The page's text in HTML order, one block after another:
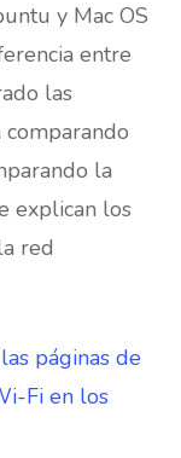
y Mac OS
entre
las
la
explican los
red